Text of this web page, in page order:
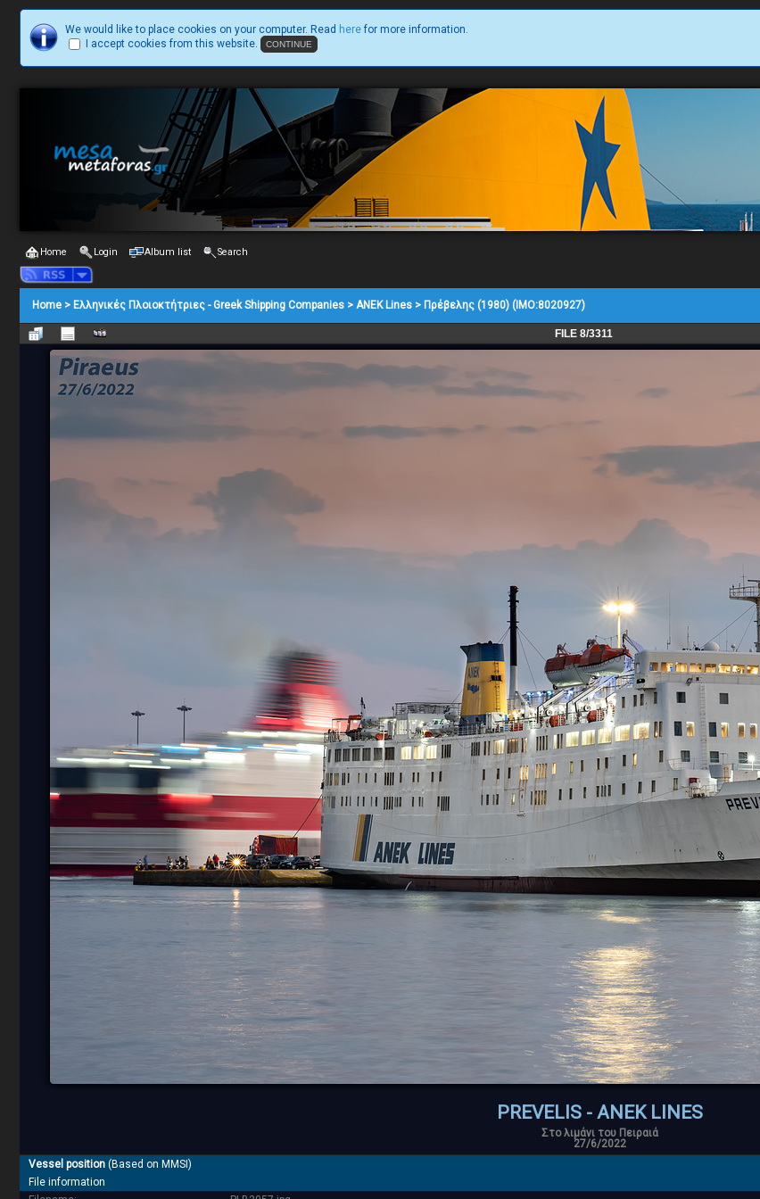
We would like to place cookies on your computer. Read here for more information.
I accept cookies from this website.
Home Login Album list Search
Home > Ελληνικές Πλοιοκτήτριες - Greek Shipping Companies > ΑΝΕΚ Lines > Πρέβελης (1980) (IMO:8020927)
FILE 8/3311
PREVELIS - ANEK LINES
Στο λιμάνι του Πειραιά
27/6/2022
Vessel position (Based on MMSI)
File information